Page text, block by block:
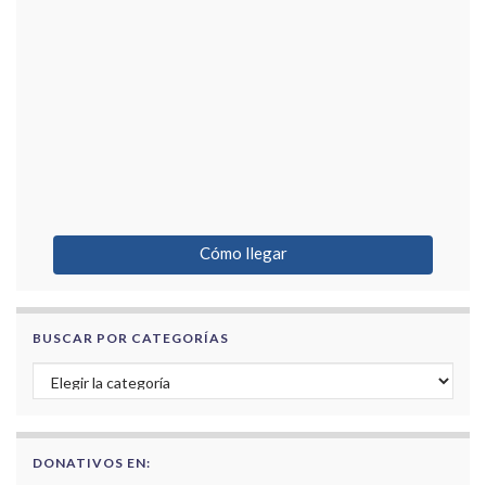
Cómo llegar
BUSCAR POR CATEGORÍAS
Buscar por categorías
DONATIVOS EN: